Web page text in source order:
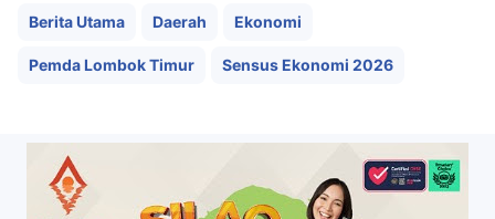
Berita Utama Daerah Ekonomi
Pemda Lombok Timur Sensus Ekonomi 2026